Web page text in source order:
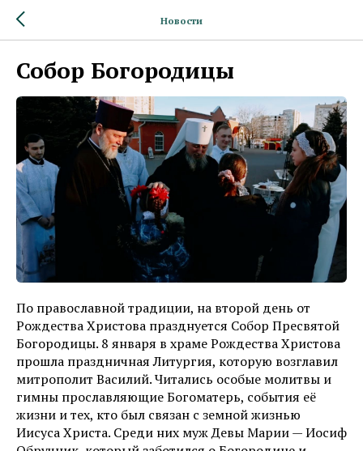
Новости
Собор Богородицы
По православной традиции, на второй день от
Рождества Христова празднуется Собор Пресвятой
Богородицы. 8 января в храме Рождества Христова
прошла праздничная Литургия, которую возглавил
митрополит Василий. Читались особые молитвы и
гимны прославляющие Богоматерь, события её
жизни и тех, кто был связан с земной жизнью
Иисуса Христа. Среди них муж Девы Марии — Иосиф